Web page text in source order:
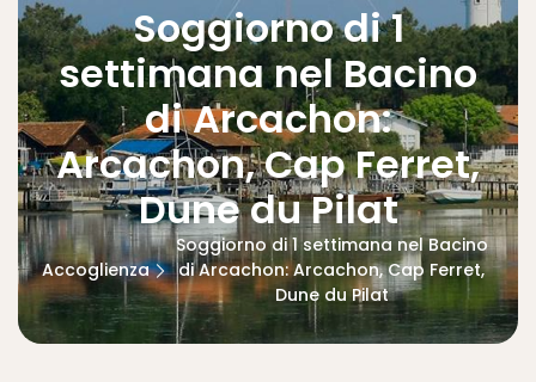
Soggiorno di 1
settimana nel Bacino
di Arcachon:
Arcachon, Cap Ferret,
Dune du Pilat
Accoglienza
Soggiorno di 1 settimana nel Bacino
di Arcachon: Arcachon, Cap Ferret,
Dune du Pilat